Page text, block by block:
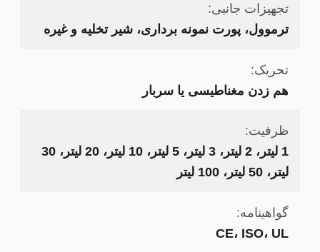
تجهیزات جانبی:
ترموول، پورت نمونه برداری، شیر تخلیه و غیره
تحریک:
هم زدن مغناطیسی یا سربار
ظرفیت:
1 لیتر، 2 لیتر، 3 لیتر، 5 لیتر، 10 لیتر، 20 لیتر، 30
لیتر، 50 لیتر، 100 لیتر
گواهینامه:
CE، ISO، UL